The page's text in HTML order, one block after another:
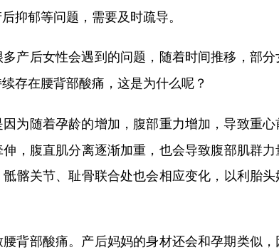
抑郁等问题，需要及时疏导。
产后女性会遇到的问题，随着时间推移，部
存在腰背部酸痛，这是为什么呢？
为随着孕龄的增加，腹部重力增加，导致重
，腹直肌分离逐渐加重，也会导致腹部肌群
髂关节、耻骨联合处也会相应变化，以利胎
部酸痛。产后妈妈的身材还会和孕期类似，